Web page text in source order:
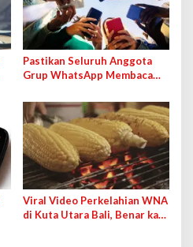
Pastikan Seluruh Anggota
Grup WhatsApp Membaca
Viral Video Perkelahian WNA
di Kuta Utara Bali, Benar kah